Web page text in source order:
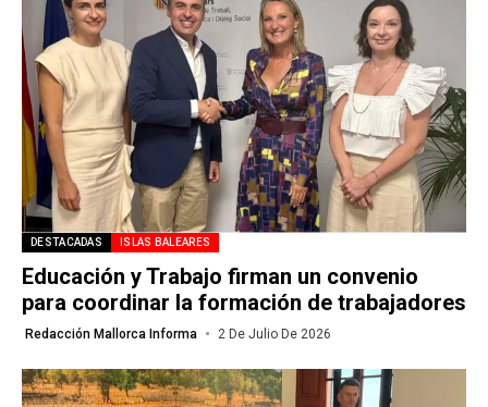
DESTACADAS ISLAS BALEARES
Educación y Trabajo firman un convenio
para coordinar la formación de trabajadores
Redacción Mallorca Informa 2 De Julio De 2026